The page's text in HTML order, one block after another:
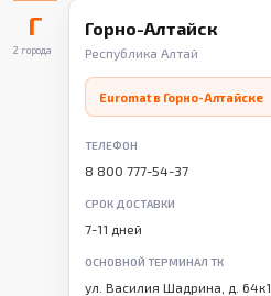
Г
2 города
Горно-Алтайск
Республика Алтай
Euromat в Горно-Алтайске
ТЕЛЕФОН
8 800 777-54-37
СРОК ДОСТАВКИ
7-11 дней
ОСНОВНОЙ ТЕРМИНАЛ ТК
ул. Василия Шадрина, д. 64к1